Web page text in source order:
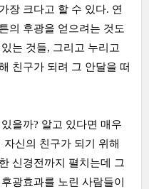
장 크다고 할 수 있다. 연
의 후광을 얻으려는 것도
는 것들, 그리고 누리고
친구가 되려 그 안달을 떠
을까? 알고 있다면 매우
신의 친구가 되기 위해
신경전까지 펼치는데 그
광효과를 노린 사람들이